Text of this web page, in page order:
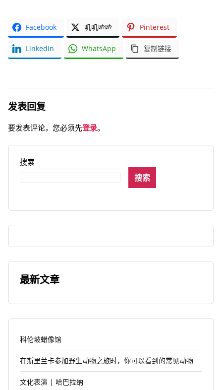
Facebook 叽叽喳喳 Pinterest
LinkedIn WhatsApp 复制链接
发表回复
要发表评论，您必须先登录。
搜索
搜索
最新文章
科伦坡蜡像馆
在斯里兰卡参加野生动物之旅时，你可以看到的常见动物
文化表演 | 哈巴拉纳